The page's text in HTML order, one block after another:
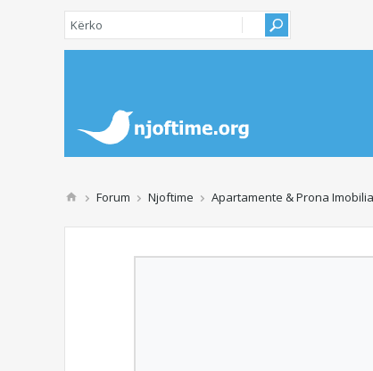
Forum Njoftime Apartamente & Prona